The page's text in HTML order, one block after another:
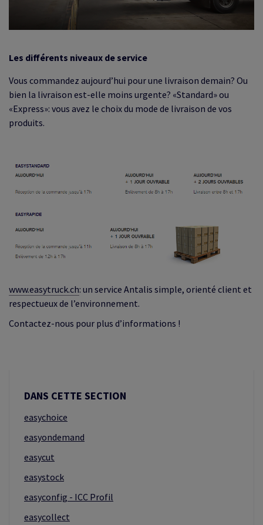
Les différents niveaux de service
Vous commandez aujourd’hui pour une livraison demain? Ou
bien la livraison est-elle moins urgente? «Standard» ou
«Express»: vous avez le choix du mode de livraison de vos
produits.
www.easytruck.ch: un service Antalis simple, orienté client et
respectueux de l’environnement.
Contactez-nous pour plus d’informations !
DANS CETTE SECTION
easychoice
easyondemand
easycut
easystock
easyconfig - ICC Profil
easycollect